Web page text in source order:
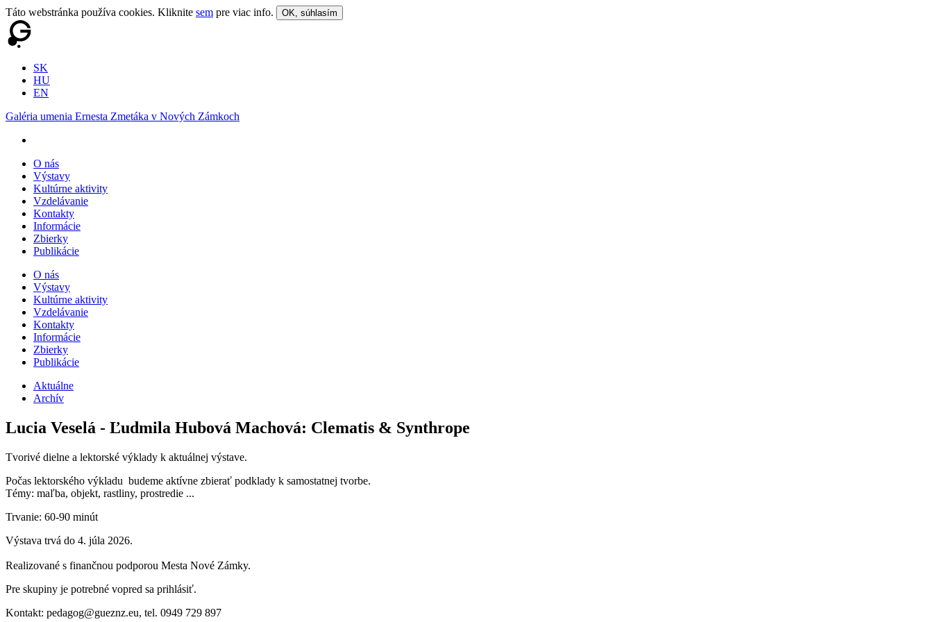
Táto webstránka používa cookies. Kliknite sem pre viac info. OK, súhlasím
SK
HU
EN
Galéria umenia Ernesta Zmetáka v Nových Zámkoch
O nás
Výstavy
Kultúrne aktivity
Vzdelávanie
Kontakty
Informácie
Zbierky
Publikácie
O nás
Výstavy
Kultúrne aktivity
Vzdelávanie
Kontakty
Informácie
Zbierky
Publikácie
Aktuálne
Archív
Lucia Veselá - Ľudmila Hubová Machová: Clematis & Synthrope
Tvorivé dielne a lektorské výklady k aktuálnej výstave.
Počas lektorského výkladu budeme aktívne zbierať podklady k samostatnej tvorbe.
Témy: maľba, objekt, rastliny, prostredie ...
Trvanie: 60-90 minút
Výstava trvá do 4. júla 2026.
Realizované s finančnou podporou Mesta Nové Zámky.
Pre skupiny je potrebné vopred sa prihlásiť.
Kontakt: pedagog@gueznz.eu, tel. 0949 729 897